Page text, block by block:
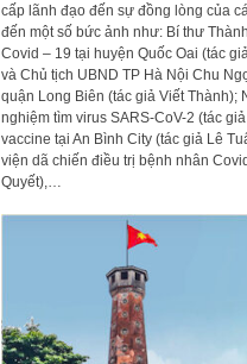
cấp lãnh đạo đến sự đồng lòng của
đến một số bức ảnh như: Bí thư
Covid – 19 tại huyện Quốc Oai (tác
và Chủ tịch UBND TP Hà Nội Chu
quận Long Biên (tác giả Viết Thành);
nghiệm tìm virus SARS-CoV-2 (tác
vaccine tại An Bình City (tác giả Lê
viện dã chiến điều trị bệnh nhân
Quyết),…